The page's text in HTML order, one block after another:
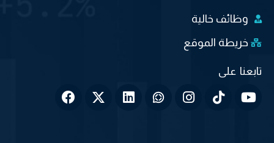
وظائف خالية
خريطة الموقع